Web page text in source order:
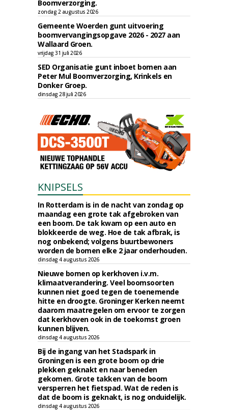
Boomverzorging.
zondag 2 augustus 2026
Gemeente Woerden gunt uitvoering
boomvervangingsopgave 2026 - 2027 aan
Wallaard Groen.
vrijdag 31 juli 2026
SED Organisatie gunt inboet bomen aan
Peter Mul Boomverzorging, Krinkels en
Donker Groep.
dinsdag 28 juli 2026
KNIPSELS
In Rotterdam is in de nacht van zondag op
maandag een grote tak afgebroken van
een boom. De tak kwam op een auto en
blokkeerde de weg. Hoe de tak afbrak, is
nog onbekend; volgens buurtbewoners
worden de bomen elke 2 jaar onderhouden.
dinsdag 4 augustus 2026
Nieuwe bomen op kerkhoven i.v.m.
klimaatverandering. Veel boomsoorten
kunnen niet goed tegen de toenemende
hitte en droogte. Groninger Kerken neemt
daarom maatregelen om ervoor te zorgen
dat kerkhoven ook in de toekomst groen
kunnen blijven.
dinsdag 4 augustus 2026
Bij de ingang van het Stadspark in
Groningen is een grote boom op drie
plekken geknakt en naar beneden
gekomen. Grote takken van de boom
versperren het fietspad. Wat de reden is
dat de boom is geknakt, is nog onduidelijk.
dinsdag 4 augustus 2026